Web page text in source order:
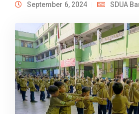
September 6, 2024 SDUA